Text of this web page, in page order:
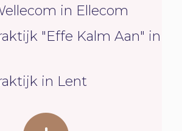
in Ellecom
"Effe Kalm Aan" in
in Lent